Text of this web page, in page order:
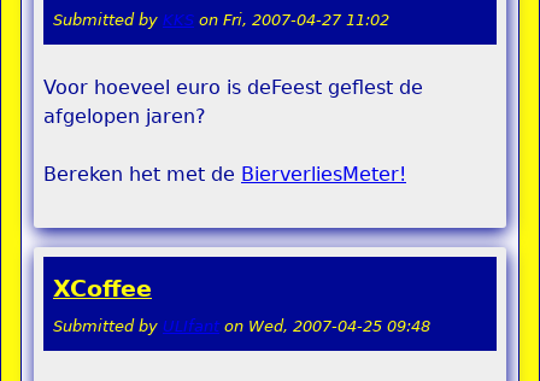
Submitted by KKS on Fri, 2007-04-27 11:02
Voor hoeveel euro is deFeest geflest de
afgelopen jaren?
Bereken het met de BierverliesMeter!
XCoffee
Submitted by ULIfanton Wed, 2007-04-25 09:48